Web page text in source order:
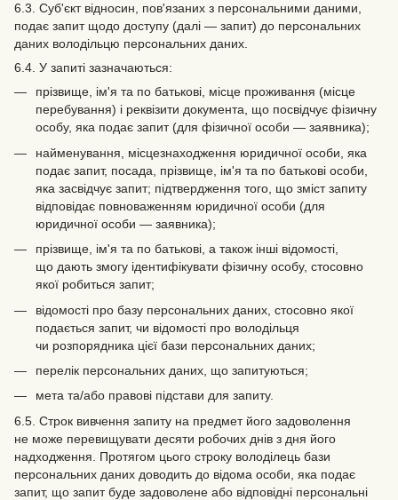
6.3. Суб'єкт відносин, пов'язаних з персональними даними,
подає запит щодо доступу (далі — запит) до персональних
даних володільцю персональних даних.
6.4. У запиті зазначаються:
прізвище, ім'я та по батькові, місце проживання (місце
перебування) і реквізити документа, що посвідчує фізичну
особу, яка подає запит (для фізичної особи — заявника);
найменування, місцезнаходження юридичної особи, яка
подає запит, посада, прізвище, ім'я та по батькові особи,
яка засвідчує запит; підтвердження того, що зміст запиту
відповідає повноваженням юридичної особи (для
юридичної особи — заявника);
прізвище, ім'я та по батькові, а також інші відомості,
що дають змогу ідентифікувати фізичну особу, стосовно
якої робиться запит;
відомості про базу персональних даних, стосовно якої
подається запит, чи відомості про володільця
чи розпорядника цієї бази персональних даних;
перелік персональних даних, що запитуються;
мета та/або правові підстави для запиту.
6.5. Строк вивчення запиту на предмет його задоволення
не може перевищувати десяти робочих днів з дня його
надходження. Протягом цього строку володілець бази
персональних даних доводить до відома особи, яка подає
запит, що запит буде задоволене або відповідні персональні